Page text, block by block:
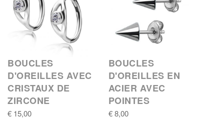
BOUCLES
D'OREILLES AVEC
CRISTAUX DE
ZIRCONE
€ 15,00
BOUCLES
D'OREILLES EN
ACIER AVEC
POINTES
€ 8,00